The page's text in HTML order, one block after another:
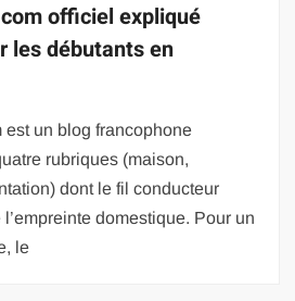
officiel expliqué
les débutants en
est un blog francophone
rubriques (maison,
dont le fil conducteur
domestique. Pour un
le